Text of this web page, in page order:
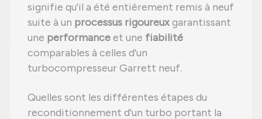
signifie qu'il a été entièrement remis à neuf
suite à un processus rigoureuxgarantissant
une performanceet une fiabilité
comparables à celles d'un
turbocompresseur Garrett neuf.
Quelles sont les différentes étapes du
reconditionnement d'un turbo portant la